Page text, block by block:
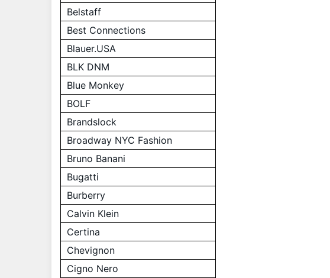
Belstaff
Best Connections
Blauer.USA
BLK DNM
Blue Monkey
BOLF
Brandslock
Broadway NYC Fashion
Bruno Banani
Bugatti
Burberry
Calvin Klein
Certina
Chevignon
Cigno Nero